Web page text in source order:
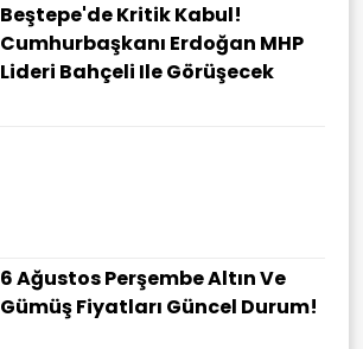
Beştepe'de Kritik Kabul!
Cumhurbaşkanı Erdoğan MHP
Lideri Bahçeli Ile Görüşecek
6 Ağustos Perşembe Altın Ve
Gümüş Fiyatları Güncel Durum!